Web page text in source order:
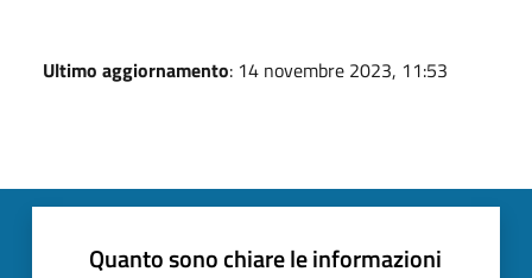
Ultimo aggiornamento: 14 novembre 2023, 11:53
Quanto sono chiare le informazioni